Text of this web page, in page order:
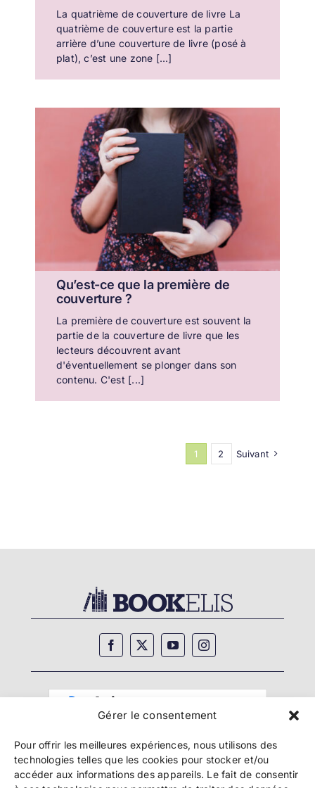
Gérer le consentement
Pour offrir les meilleures expériences, nous utilisons des
technologies telles que les cookies pour stocker et/ou
accéder aux informations des appareils. Le fait de consentir
La quatrième de couverture de livre La
quatrième de couverture est la partie
arrière d’une couverture de livre (posé à
plat), c’est une zone [...]
Qu’est-ce que la première de
couverture ?
La première de couverture est souvent la
partie de la couverture de livre que les
lecteurs découvrent avant
d'éventuellement se plonger dans son
contenu. C'est [...]
1 2 Suivant